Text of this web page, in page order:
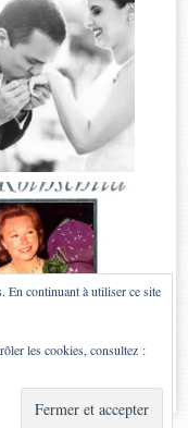
En continuant à utiliser ce site
les cookies, consultez :